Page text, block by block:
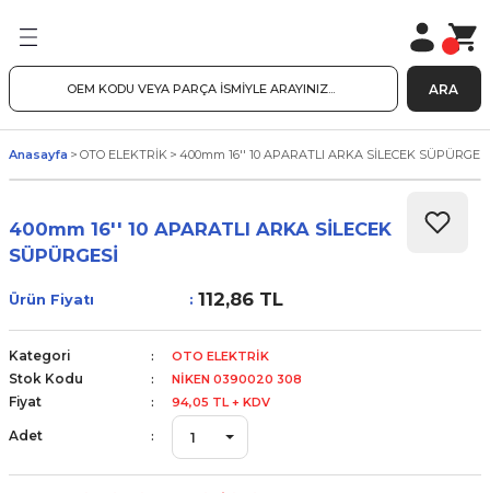
ARA
Anasayfa OTO ELEKTRİK 400mm 16'' 10 APARATLI ARKA SİLECEK SÜPÜRGESİ
400mm 16'' 10 APARATLI ARKA SİLECEK
SÜPÜRGESİ
Ürün Fiyatı 112,86 TL
Kategori OTO ELEKTRİK
Stok Kodu NİKEN 0390020 308
Fiyat 94,05 TL + KDV
Adet